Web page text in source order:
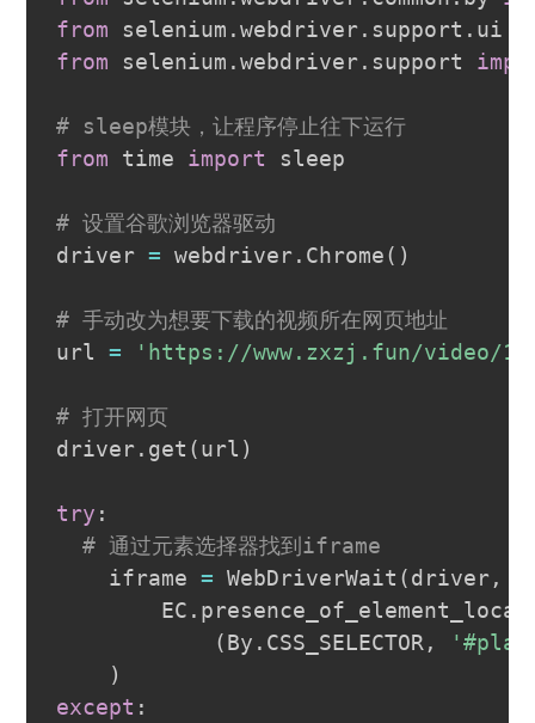
from selenium .webdriver. support . ui
from selenium .webdriver. support
# sleep模块，让程序停止往下运行
from time import sleep
# 设置谷歌浏览器驱动
driver = webdriver. Chrome( )
# 手动改为想要下载的视频所在网页地址
url = 'https://www.zxzj.fun/video/
# 打开网页
driver. get (url )
try :
# 通过元素选择器找到iframe
    iframe
= WebDriverWait (driver,
        EC
.
(By . CSS_SELECTOR,
)
except :